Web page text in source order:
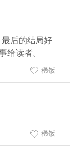
后的结局好
给读者。
稀饭
稀饭